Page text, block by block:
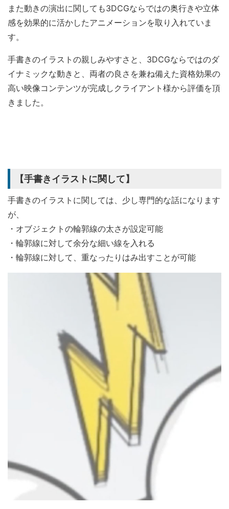
また動きの演出に関しても3DCGならではの奥行きや立体
感を効果的に活かしたアニメーションを取り入れていま
す。
手書きのイラストの親しみやすさと、3DCGならではのダ
イナミックな動きと、両者の良さを兼ね備えた資格効果の
高い映像コンテンツが完成しクライアント様から評価を頂
きました。
【手書きイラストに関して】
手書きのイラストに関しては、少し専門的な話になります
が、
・オブジェクトの輪郭線の太さが設定可能
・輪郭線に対して余分な細い線を入れる
・輪郭線に対して、重なったりはみ出すことが可能